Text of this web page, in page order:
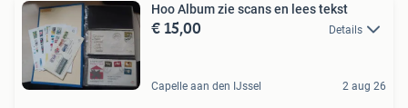
Hoo Album zie scans en lees tekst
€ 15,00 Details
Capelle aan den IJssel 2 aug 26